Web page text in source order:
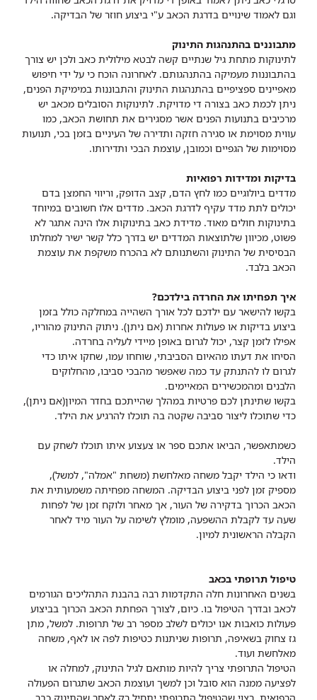
וגם לאמוד שינויים בדרגת הכאב ע"י ביצוע חוזר של הבדיקה.
מתבוננים בהתנהגות התינוק
לתינוקות מתחת גיל שנתיים קשה לבטא מילולית כאב ולכן יש צורך
בהתבוננות מעמיקה בהתנהגותם. לאחרונה הוכח כי על ידי חיפוש
מאפיינים ספציפיים בהתנהגות התינוק והתבוננות במימיקת הפנים,
ניתן לכמת כאב בצורה די מדויקת. לתינוקות הסובלים מכאב יש
מרכיבים בתנועות הפנים אשר מסגירים את תחושת הכאב, כמו
עווית מסוימת או סגירה חזקה ותדירה של העיניים בזמן בכי, תנועות
מסוימות של הגפיים וכמובן, עוצמת הבכי ותדירותו.
בדיקות ומדידות רפואיות
מדדים ביולוגיים כמו לחץ הדם, קצב הדופק, וריווי החמצן בדם
יכולים לתת מדד עקיף לדרגת הכאב. מדדים אלו חשובים במיוחד
בתינוקות חולים מאוד. מדידת כאב בתינוקות אלו הינה אתגר לא
פשוט, מכיוון שלתוצאות המדדים יש בדרך כלל קשר ישיר למחלתו
הבסיסית של התינוק והשתנותם לא בהכרח משקפת את עוצמת
הכאב בלבד.
איך תפחיתו את החרדה בילדכם?
בקשו להישאר עם ילדכם לכל אורך השהייה במחלקה כולל בזמן
ביצוע בדיקות או פעולות אחרות (אם ניתן). ניתוק התינוק מהוריו,
אפילו לזמן קצר, יכול לגרום באופן מיידי לעליה בחרדה.
הסיחו את דעתו מהאיום הסביבתי, שוחחו עמו, שחקו איתו כדי
לגרום לו להתנתק עד כמה שאפשר מהבכי סביבו, מהחלוקים
הלבנים ומהמכשירים המאיימים.
בקשו שתינתן לכם פרטיות במהלך שהייתכם בחדר המיון(אם ניתן),
כדי שתוכלו ליצור סביבה שקטה בה תוכלו להרגיע את הילד.
כשמתאפשר, הביאו אתכם ספר או צעצוע איתו תוכלו לשחק עם
הילד.
ודאו כי הילד יקבל משחה מאלחשת (משחת "אמלה", למשל),
מספיק זמן לפני ביצוע הבדיקה. המשחה מפחיתה משמעותית את
הכאב הכרוך בדקירה של העור, אך מאחר ולוקח זמן של לפחות
שעה עד לקבלת ההשפעה, מומלץ לשימה על העור מיד לאחר
הקבלה הראשונית למיון.
טיפול תרופתי בכאב
בשנים האחרונות חלה התקדמות רבה בהבנת התהליכים הגורמים
לכאב ובדרך הטיפול בו. כיום, לצורך הפחתת הכאב הכרוך בביצוע
פעולות כואבות אנו יכולים לשלב מספר רב של תרופות. למשל, מתן
גז צחוק בשאיפה, תרופות שניתנות כטיפות לפה או לאף, משחה
מאלחשת ועוד.
הטיפול התרופתי צריך להיות מותאם לגיל התינוק, למחלה או
לפציעה ממנה הוא סובל וכן למשך ועוצמת הכאב שתגרום הפעולה